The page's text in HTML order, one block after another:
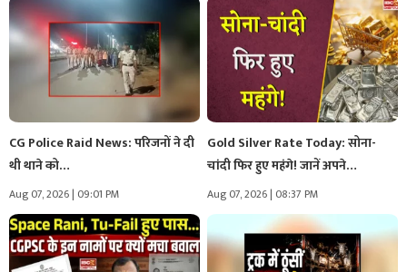
CG Police Raid News: परिजनों ने दी
थी थाने को…
Aug 07, 2026 | 09:01 PM
Gold Silver Rate Today: सोना-
चांदी फिर हुए महंगे! जानें अपने…
Aug 07, 2026 | 08:37 PM